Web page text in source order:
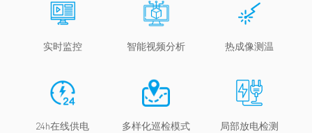
实时监控 智能视频分析 热成像测温
24h在线供电 多样化巡检模式 局部放电检测